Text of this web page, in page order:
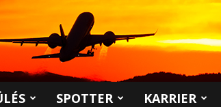
SPOTTER KARRIER